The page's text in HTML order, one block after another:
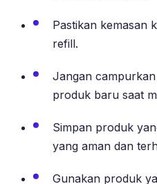
Pastikan kemasan
refill.
Jangan
produk baru saat
Simpan produk
yang aman dan
Gunakan produk